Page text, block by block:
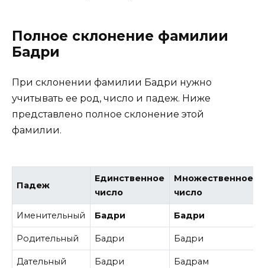
Полное склонение фамилии
Бадри
При склонении фамилии Бадри нужно
учитывать ее род, число и падеж. Ниже
представлено полное склонение этой
фамилии.
Падеж
Единственное
число
Множественное
число
Именительный Бадри Бадри
Родительный Бадри Бадри
Дательный Бадри Бадрам